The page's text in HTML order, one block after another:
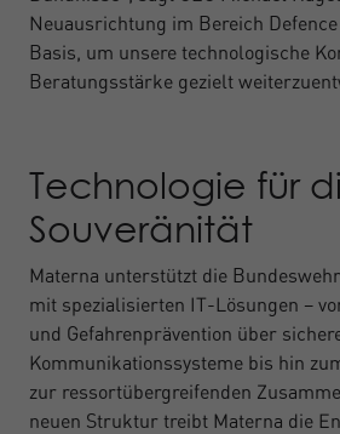
Neuausrichtung im Bereich
Basis, um unsere technologische
Beratungsstärke gezielt
Technologie für
Souveränität
Materna unterstützt die
mit spezialisierten IT-Lösungen –
und Gefahrenprävention über
Kommunikationssysteme bis hin
zur ressortübergreifenden
neuen Struktur treibt Materna die